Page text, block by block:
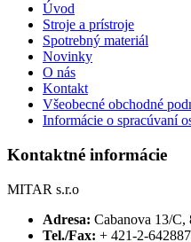
Úvod
Stroje a prístroje
Spotrebný materiál
Novinky
O nás
Kontakt
Všeobecné obchodné
Informácie o spracúvaní
Kontaktné informácie
MITAR s.r.o
Adresa: Cabanova 13/C,
Tel./Fax: + 421-2-